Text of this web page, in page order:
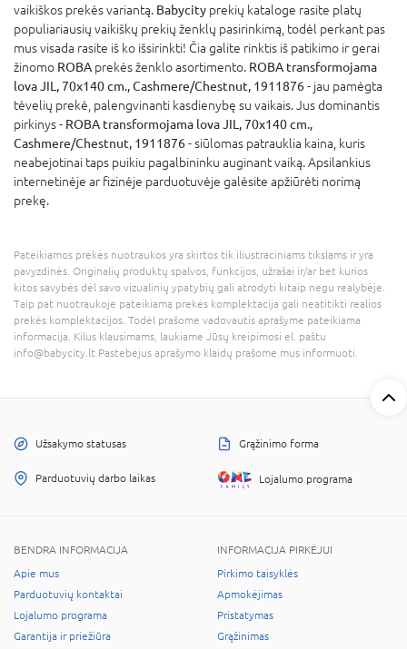
vaikiškos prekės variantą. Babycity prekių kataloge rasite platų
populiariausių vaikiškų prekių ženklų pasirinkimą, todėl perkant pas
mus visada rasite iš ko išsirinkti! Čia galite rinktis iš patikimo ir gerai
žinomo ROBA prekės ženklo asortimento. ROBA transformojama
lova JIL, 70x140 cm., Cashmere/Chestnut, 1911876- jau pamėgta
tėvelių prekė, palengvinanti kasdienybę su vaikais. Jus dominantis
pirkinys - ROBA transformojama lova JIL, 70x140 cm.,
Cashmere/Chestnut, 1911876- siūlomas patrauklia kaina, kuris
neabejotinai taps puikiu pagalbininku auginant vaiką. Apsilankius
internetinėje ar fizinėje parduotuvėje galėsite apžiūrėti norimą
prekę.
Pateikiamos prekės nuotraukos yra skirtos tik iliustraciniams tikslams ir yra
pavyzdinės. Originalių produktų spalvos, funkcijos, užrašai ir/ar bet kurios
kitos savybės dėl savo vizualinių ypatybių gali atrodyti kitaip negu realybėje.
Taip pat nuotraukoje pateikiama prekės komplektacija gali neatitikti realios
prekės komplektacijos. Todėl prašome vadovautis aprašyme pateikiama
informacija. Kilus klausimams, laukiame Jūsų kreipimosi el. paštu
info@babycity.lt Pastebėjus aprašymo klaidų prašome mus informuoti.
Užsakymo statusas Grąžinimo forma
Parduotuvių darbo laikas Lojalumo programa
BENDRA INFORMACIJA
Apie mus
Parduotuvių kontaktai
Lojalumo programa
Garantija ir priežiūra
INFORMACIJA PIRKĖJUI
Pirkimo taisyklės
Apmokėjimas
Pristatymas
Grąžinimas